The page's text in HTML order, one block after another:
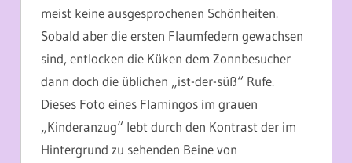
meist keine ausgesprochenen Schönheiten.
Sobald aber die ersten Flaumfedern gewachsen
sind, entlocken die Küken dem Zonnbesucher
dann doch die üblichen „ist-der-süß“ Rufe.
Dieses Foto eines Flamingos im grauen
„Kinderanzug“ lebt durch den Kontrast der im
Hintergrund zu sehenden Beine von